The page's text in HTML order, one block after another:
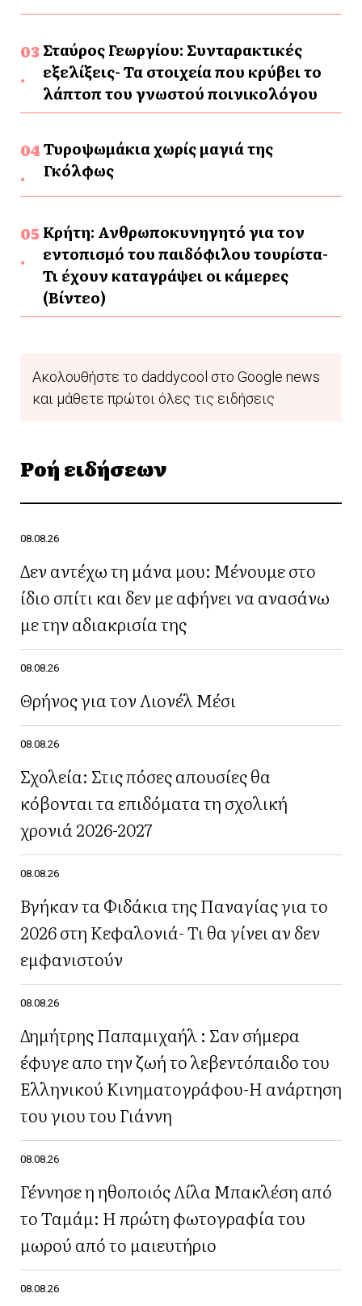
Σταύρος Γεωργίου: Συνταρακτικές
εξελίξεις- Τα στοιχεία που κρύβει το
λάπτοπ του γνωστού ποινικολόγου
Τυροψωμάκια χωρίς μαγιά της
Γκόλφως
Κρήτη: Ανθρωποκυνηγητό για τον
εντοπισμό του παιδόφιλου τουρίστα-
Τι έχουν καταγράψει οι κάμερες
(Βίντεο)
Ακολουθήστε το daddycool στο Google news
και μάθετε πρώτοι όλες τις ειδήσεις
Ροή ειδήσεων
08.08.26
Δεν αντέχω τη μάνα μου: Μένουμε στο
ίδιο σπίτι και δεν με αφήνει να ανασάνω
με την αδιακρισία της
08.08.26
Θρήνος για τον Λιονέλ Μέσι
08.08.26
Σχολεία: Στις πόσες απουσίες θα
κόβονται τα επιδόματα τη σχολική
χρονιά 2026-2027
08.08.26
Βγήκαν τα Φιδάκια της Παναγίας για το
2026 στη Κεφαλονιά- Τι θα γίνει αν δεν
εμφανιστούν
08.08.26
Δημήτρης Παπαμιχαήλ : Σαν σήμερα
έφυγε απο την ζωή το λεβεντόπαιδο του
Ελληνικού Κινηματογράφου-Η ανάρτηση
του γιου του Γιάννη
08.08.26
Γέννησε η ηθοποιός Λίλα Μπακλέση από
το Ταμάμ: Η πρώτη φωτογραφία του
μωρού από το μαιευτήριο
08.08.26